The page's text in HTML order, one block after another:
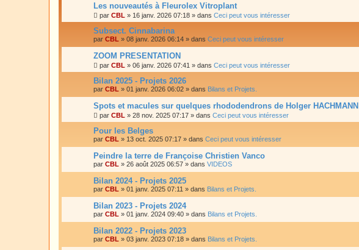
Les nouveautés à Fleurolex Vitroplant
par CBL » 16 janv. 2026 07:18 » dans Ceci peut vous intéresser
Subsect. Cinnabarina
par CBL » 08 janv. 2026 06:14 » dans Ceci peut vous intéresser
ZOOM PRESENTATION
par CBL » 06 janv. 2026 07:41 » dans Ceci peut vous intéresser
Bilan 2025 - Projets 2026
par CBL » 01 janv. 2026 06:02 » dans Bilans et Projets.
Spots et macules sur quelques rhododendrons de Holger HACHMANN
par CBL » 28 nov. 2025 07:17 » dans Ceci peut vous intéresser
Pour les Belges
par CBL » 13 oct. 2025 07:17 » dans Ceci peut vous intéresser
Peindre la terre de Françoise Christien Vanco
par CBL » 26 août 2025 06:57 » dans VIDEOS
Bilan 2024 - Projets 2025
par CBL » 01 janv. 2025 07:11 » dans Bilans et Projets.
Bilan 2023 - Projets 2024
par CBL » 01 janv. 2024 09:40 » dans Bilans et Projets.
Bilan 2022 - Projets 2023
par CBL » 03 janv. 2023 07:18 » dans Bilans et Projets.